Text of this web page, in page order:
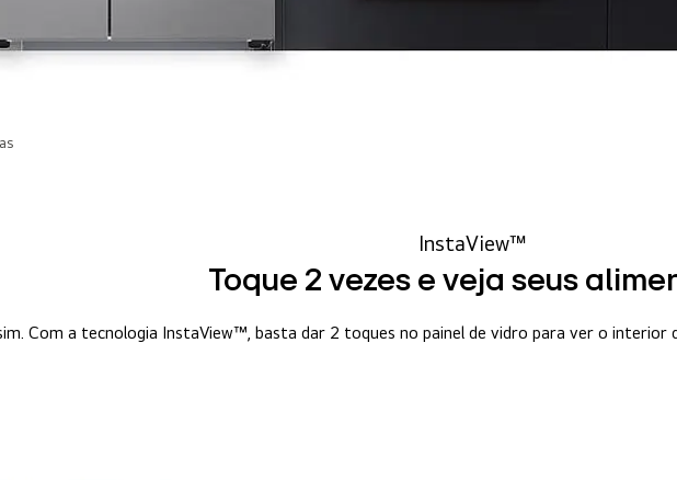
InstaView™
Toque 2 vezes e veja seus
Com a tecnologia InstaView™, basta dar 2 toques no painel de vidro para ver o interior